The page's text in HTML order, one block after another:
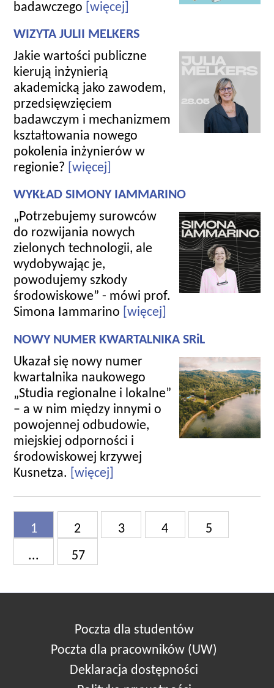
badawczego [więcej]
WIZYTA JULII MELKERS
Jakie wartości publiczne
kierują inżynierią
akademicką jako zawodem,
przedsięwzięciem
badawczym i mechanizmem
kształtowania nowego
pokolenia inżynierów w
regionie? [więcej]
WYKŁAD SIMONY IAMMARINO
„Potrzebujemy surowców
do rozwijania nowych
zielonych technologii, ale
wydobywając je,
powodujemy szkody
środowiskowe” - mówi prof.
Simona Iammarino [więcej]
NOWY NUMER KWARTALNIKA SRiL
Ukazał się nowy numer
kwartalnika naukowego
„Studia regionalne i lokalne”
– a w nim między innymi o
powojennej odbudowie,
miejskiej odporności i
środowiskowej krzywej
Kusnetza.
[więcej]
1 2 3 4
5
...
57
Poczta dla studentów
Poczta dla pracowników (UW)
Deklaracja dostępności